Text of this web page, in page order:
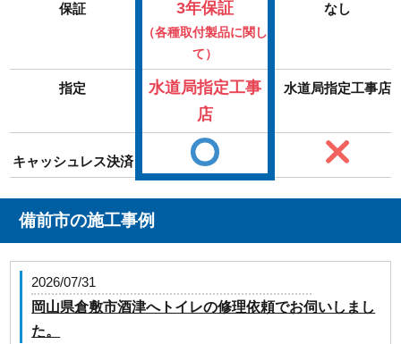
保証 3年保証
（各種取付製品に関し
て）
なし
指定
水道局指定工事
店
水道局指定工事店
キャッシュレス決済
備前市の施工事例
2026/07/31
岡山県倉敷市酒津へトイレの修理依頼でお伺いしまし
た。